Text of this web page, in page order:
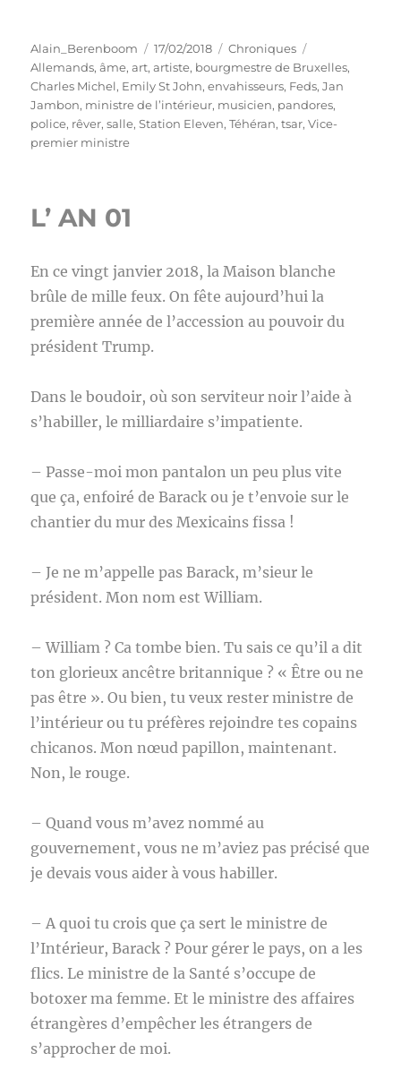
Auteur
Alain_Berenboom
Publié
le
17/02/2018 Catégories
Chroniques
Allemands,âme,art,artiste, bourgmestre de Bruxelles,
Charles Michel, Emily St John,envahisseurs, Feds,Jan
Jambon, ministre de l’intérieur, musicien, pandores,
police, rêver,salle,Station Eleven,Téhéran,tsar,Vice-
premier ministre
L’ AN 01
En ce vingt janvier 2018, la Maison blanche
brûle de mille feux. On fête aujourd’hui la
première année de l’accession au pouvoir du
président Trump.
Dans le boudoir, où son serviteur noir l’aide à
s’habiller, le milliardaire s’impatiente.
– Passe-moi mon pantalon un peu plus vite
que ça, enfoiré de Barack ou je t’envoie sur le
chantier du mur des Mexicains fissa !
– Je ne m’appelle pas Barack, m’sieur le
président. Mon nom est William.
– William ? Ca tombe bien. Tu sais ce qu’il a dit
ton glorieux ancêtre britannique ? « Être ou ne
pas être ». Ou bien, tu veux rester ministre de
l’intérieur ou tu préfères rejoindre tes copains
chicanos. Mon nœud papillon, maintenant.
Non, le rouge.
– Quand vous m’avez nommé au
gouvernement, vous ne m’aviez pas précisé que
je devais vous aider à vous habiller.
– A quoi tu crois que ça sert le ministre de
l’Intérieur, Barack ? Pour gérer le pays, on a les
flics. Le ministre de la Santé s’occupe de
botoxer ma femme. Et le ministre des affaires
étrangères d’empêcher les étrangers de
s’approcher de moi.